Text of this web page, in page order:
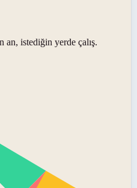
istediğin yerde çalış.